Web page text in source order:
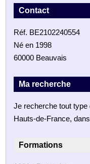
Contact
Réf. BE2102240554
Né en 1998
60000 Beauvais
Ma recherche
Je recherche tout type
Hauts-de-France,
Formations